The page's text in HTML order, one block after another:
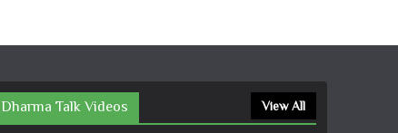
Dharma Talk Videos View All